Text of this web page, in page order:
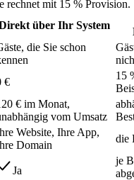
rechnet mit 15 % Provision.
über Ihr System
die Sie schon
€
15
€ im Monat,
vom Umsatz
Website, Ihre App,
Domain
die
Ja
je